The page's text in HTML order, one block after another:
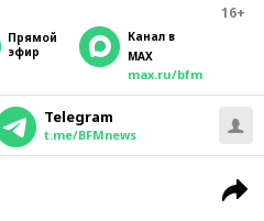
16+
прямой
эфир
Канал в
MAX
max.ru/bfm
Telegram
t.me/BFMnews